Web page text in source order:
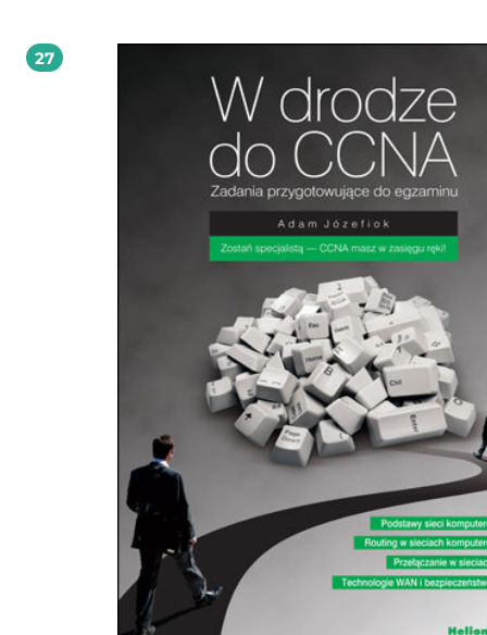
otrzymać certyfikat ICND2. Poza krótkim przypomnieniem zagadnień z
ICND1 oraz ważnych wiadomości na temat samego egzaminu znajdziesz tu
wiadomości o sieciach VLAN, sieciach rozległych i protokołach STP oraz IPv6.
się, czym różni się routing statyczny od dynamicznego, jak działają konkretne
protokoły routingu (OSPF, EIGRP) i jakie algorytmy są przy tym wykorzystywane.
Przeczytasz o listach kontroli dostępu i translacji adresów. Będziesz też mógł
rozwiązać zadania z przykładowego egzaminu, uporządkować wiedzę dzięki
słownikowi pojęć i skorzystać ze spisu literatury tematycznej, zamieszczonego
Protokół STP Protokoły routingu i algorytmy routingu Protokoły routingu —
Routing i protokoły routingu — EIGRP Listy kontroli dostępu — ACL Translacja
— NAT Wprowadzenie do protokołu IPv6 Sieci rozległe Przykładowy egzamin
pojęć z wyjaśnieniami Literatura CCNA — przepustka do nowoczesności!
27